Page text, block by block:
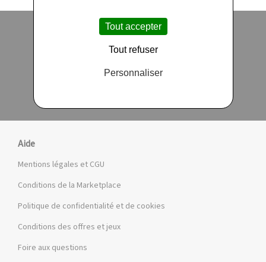
Paiement en ligne sécurisé
Aide
Mentions légales et CGU
Conditions de la Marketplace
Politique de confidentialité et de cookies
Conditions des offres et jeux
Foire aux questions
Tout accepter
Tout refuser
Personnaliser